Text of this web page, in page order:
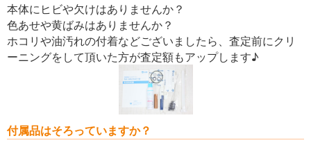
本体にヒビや欠けはありませんか？
色あせや黄ばみはありませんか？
ホコリや油汚れの付着などございましたら、査定前にクリ
ーニングをして頂いた方が査定額もアップします♪
付属品はそろっていますか？